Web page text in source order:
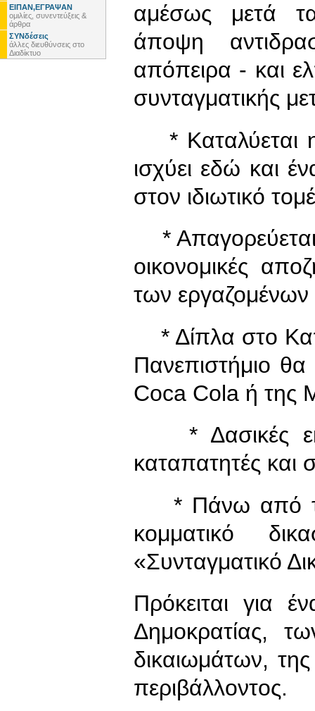
ΕΙΠΑΝ,ΕΓΡΑΨΑΝ
ομιλίες, συνεντεύξεις &
άρθρα
ΣΥΝδέσεις
άλλες διευθύνσεις στο
Διαδίκτυο
αμέσως μετά
άποψη
απόπειρα - και
συνταγματικής
* Καταλύεται
ισχύει εδώ και
στον ιδιωτικό
* Απαγορεύεται
οικονομικές
των εργαζομένων
* Δίπλα στο
Πανεπιστήμιο θα
Coca Cola ή της
* Δασικές
καταπατητές και
* Πάνω από τα
κομματικό
«Συνταγματικό
Πρόκειται για
Δημοκρατίας,
δικαιωμάτων,
περιβάλλοντος.